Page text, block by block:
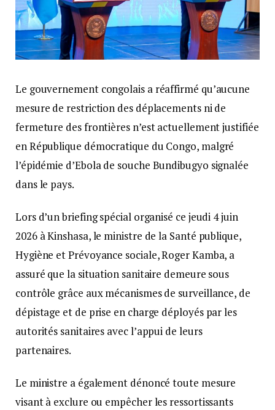
Le gouvernement congolais a réaffirmé qu’aucune
mesure de restriction des déplacements ni de
fermeture des frontières n’est actuellement justifiée
en République démocratique du Congo, malgré
l’épidémie d’Ebola de souche Bundibugyo signalée
dans le pays.
Lors d’un briefing spécial organisé ce jeudi 4 juin
2026 à Kinshasa, le ministre de la Santé publique,
Hygiène et Prévoyance sociale, Roger Kamba, a
assuré que la situation sanitaire demeure sous
contrôle grâce aux mécanismes de surveillance, de
dépistage et de prise en charge déployés par les
autorités sanitaires avec l’appui de leurs
partenaires.
Le ministre a également dénoncé toute mesure
visant à exclure ou empêcher les ressortissants